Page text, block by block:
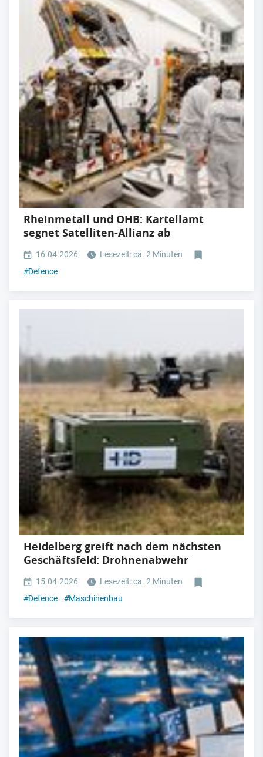
Rheinmetall und OHB: Kartellamt
segnet Satelliten-Allianz ab
16.04.2026
Lesezeit: ca. 2 Minuten
#Defence
Heidelberg greift nach dem nächsten
Geschäftsfeld: Drohnenabwehr
15.04.2026
Lesezeit: ca. 2 Minuten
#Defence #Maschinenbau